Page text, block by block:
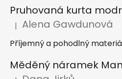
Pruhovaná kurta
Hodnocení produktu je 5 z 5
| Alena Gawdunová
Příjemný a pohodlný